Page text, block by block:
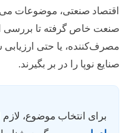
اقتصاد صنعتی، موضوعات
صنعت خاص گرفته تا بررسی
مصرف‌کننده، یا حتی
صنایع نوپا را در بر بگیرند.
برای انتخاب موضوع،